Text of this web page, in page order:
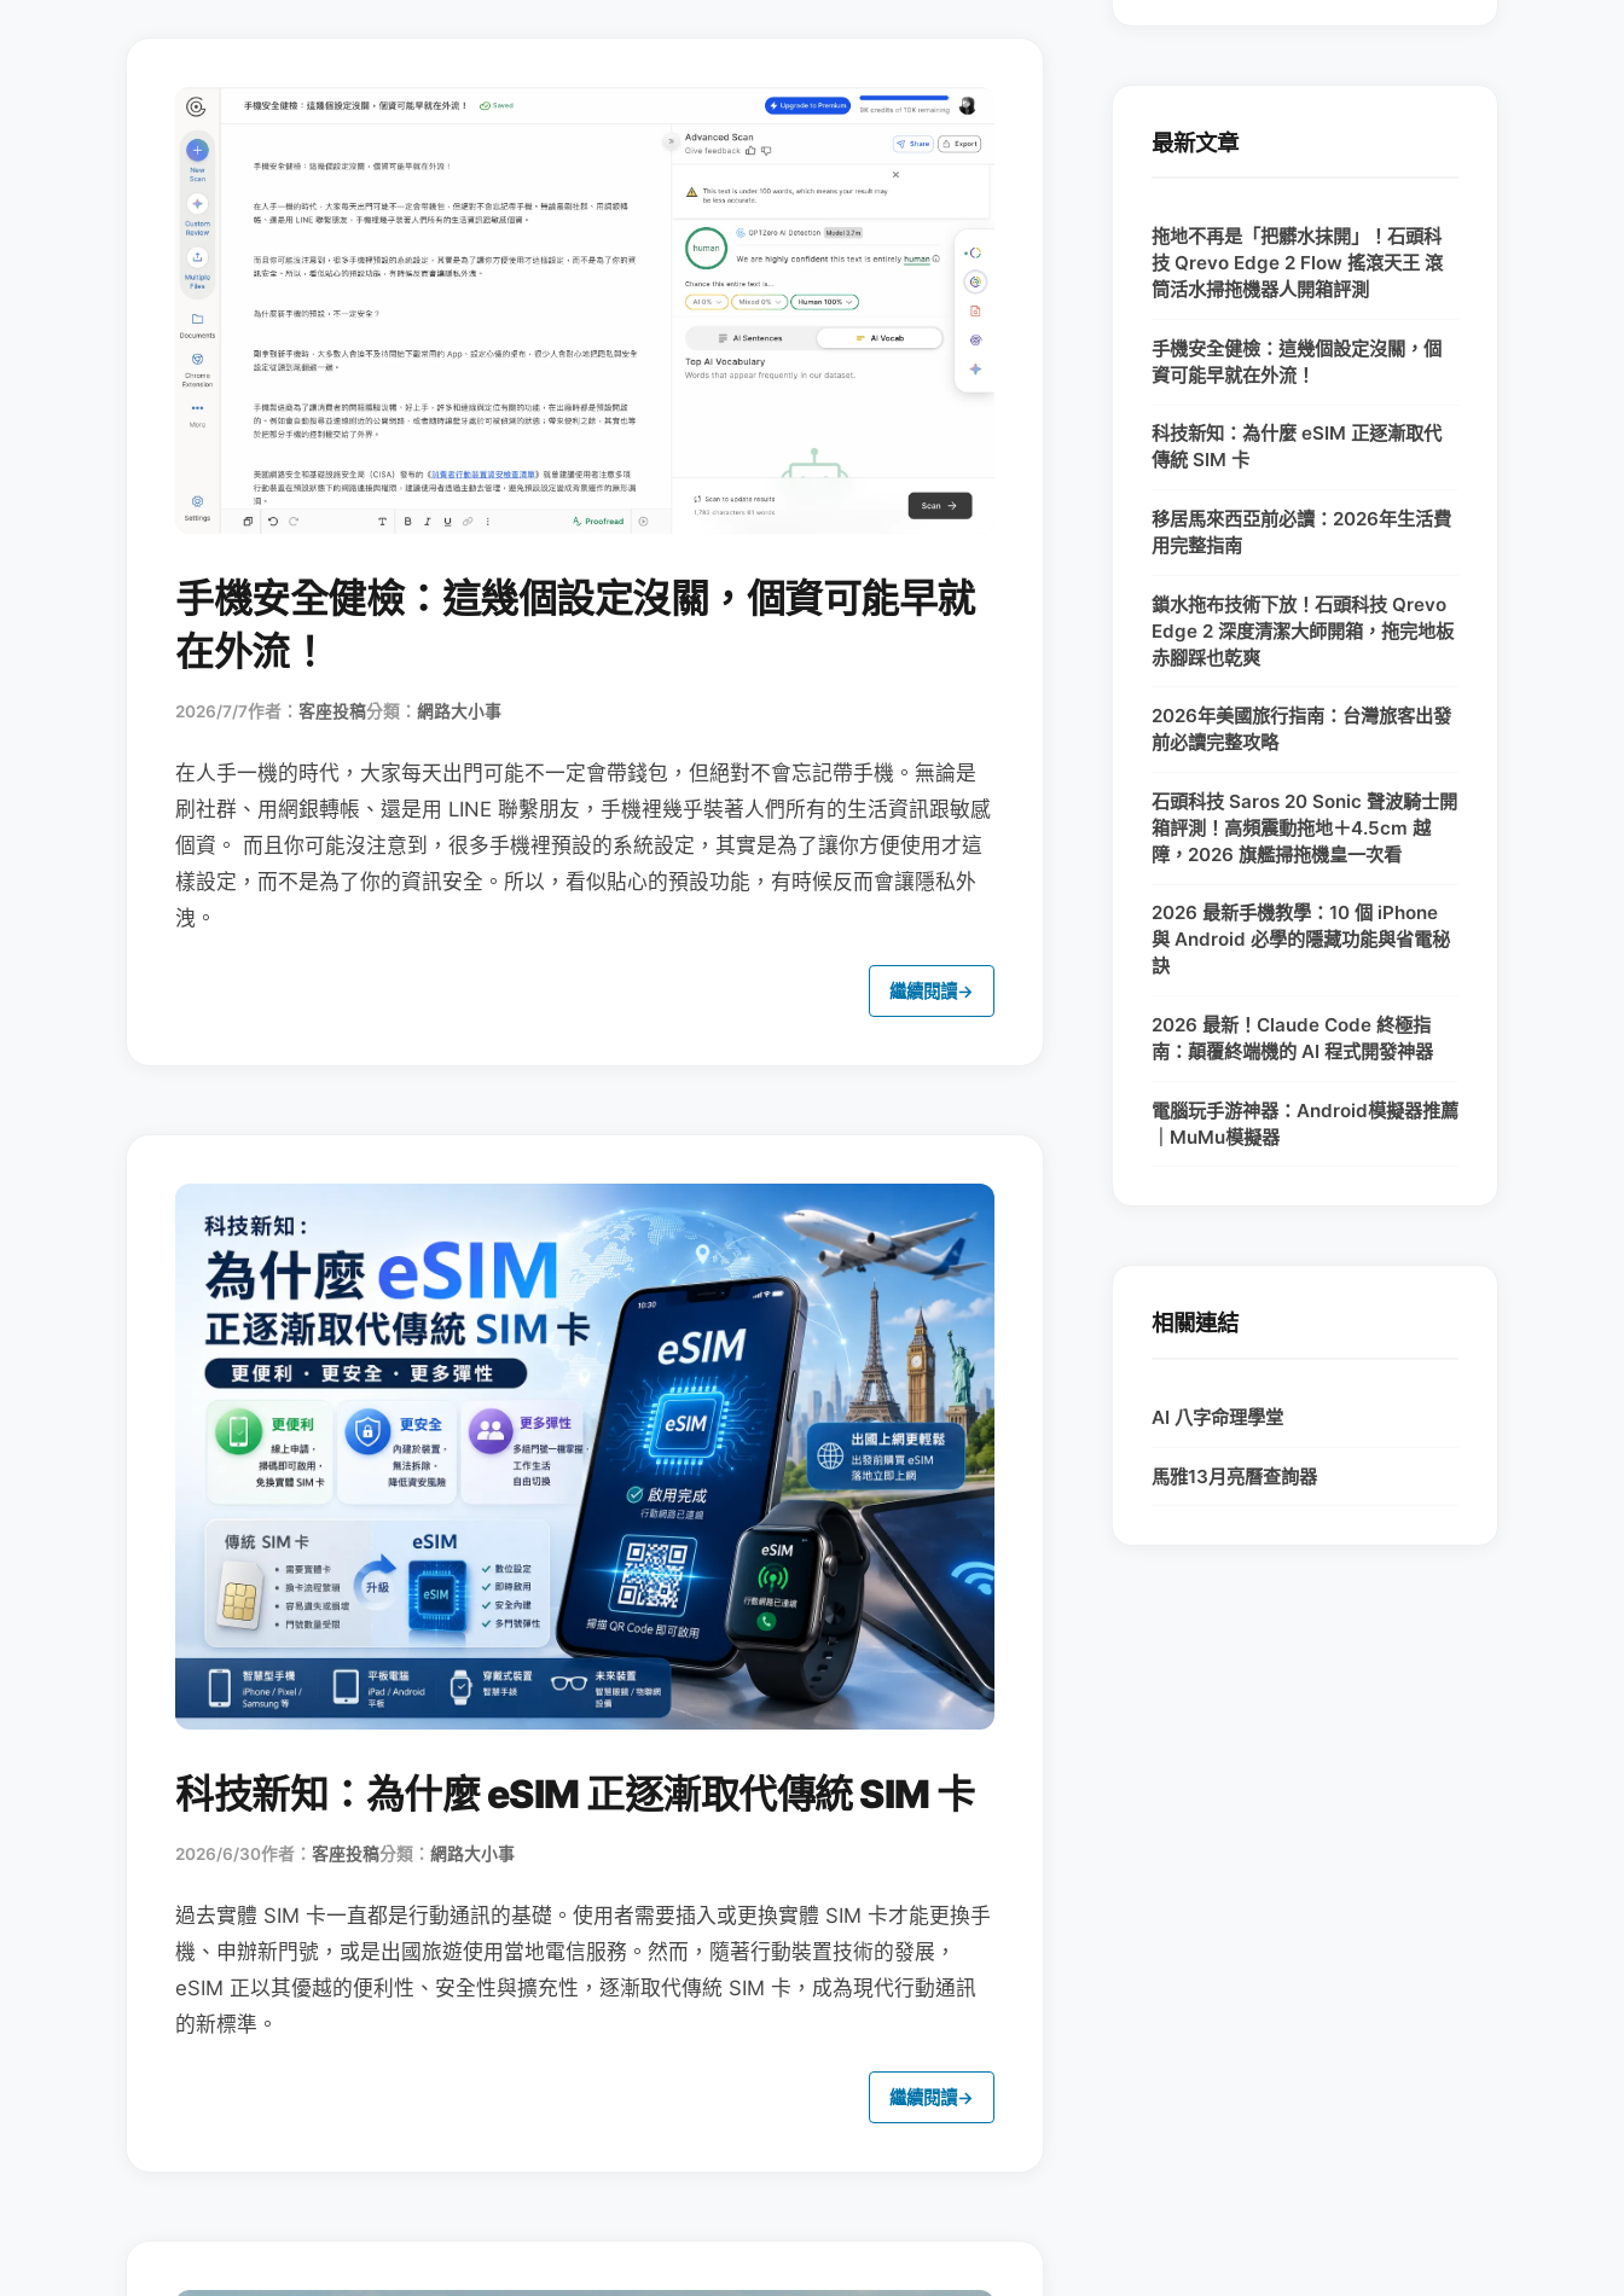
手機安全健檢：這幾個設定沒關，個資可能早就
在外流！
2026/7/7作者： 客座投稿分類： 網路大小事
在人手一機的時代，大家每天出門可能不一定會帶錢包，但絕對不會忘記帶手機。無論是
刷社群、用網銀轉帳、還是用 LINE 聯繫朋友，手機裡幾乎裝著人們所有的生活資訊跟敏感
個資。 而且你可能沒注意到，很多手機裡預設的系統設定，其實是為了讓你方便使用才這
樣設定，而不是為了你的資訊安全。所以，看似貼心的預設功能，有時候反而會讓隱私外
洩。
繼續閱讀→
科技新知：為什麼 eSIM 正逐漸取代傳統 SIM 卡
2026/6/30作者： 客座投稿分類： 網路大小事
過去實體 SIM 卡一直都是行動通訊的基礎。使用者需要插入或更換實體 SIM 卡才能更換手
機、申辦新門號，或是出國旅遊使用當地電信服務。然而，隨著行動裝置技術的發展，
eSIM 正以其優越的便利性、安全性與擴充性，逐漸取代傳統 SIM 卡，成為現代行動通訊
的新標準。
繼續閱讀→
最新文章
拖地不再是「把髒水抹開」！石頭科
技 Qrevo Edge 2 Flow 搖滾天王 滾
筒活水掃拖機器人開箱評測
手機安全健檢：這幾個設定沒關，個
資可能早就在外流！
科技新知：為什麼 eSIM 正逐漸取代
傳統 SIM 卡
移居馬來西亞前必讀：2026年生活費
用完整指南
鎖水拖布技術下放！石頭科技 Qrevo
Edge 2 深度清潔大師開箱，拖完地板
赤腳踩也乾爽
2026年美國旅行指南：台灣旅客出發
前必讀完整攻略
石頭科技 Saros 20 Sonic 聲波騎士開
箱評測！高頻震動拖地＋4.5cm 越
障，2026 旗艦掃拖機皇一次看
2026 最新手機教學：10 個 iPhone
與 Android 必學的隱藏功能與省電秘
訣
2026 最新！Claude Code 終極指
南：顛覆終端機的 AI 程式開發神器
電腦玩手游神器：Android模擬器推薦
｜MuMu模擬器
相關連結
AI 八字命理學堂
馬雅13月亮曆查詢器